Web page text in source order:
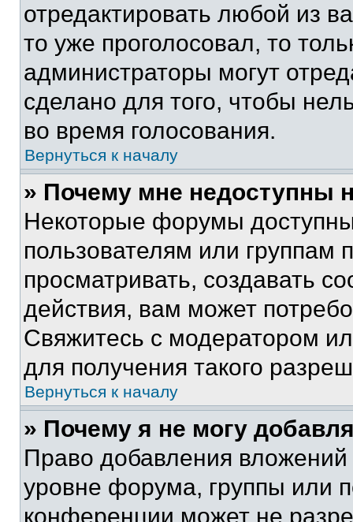
отредактировать любой из
то уже проголосовал, то
администраторы могут
сделано для того, чтобы
во время голосования.
Вернуться к началу
» Почему мне недоступны
Некоторые форумы
пользователям или группам
просматривать, создавать
действия, вам может
Свяжитесь с модератором
для получения такого
Вернуться к началу
» Почему я не могу
Право добавления
уровне форума, группы или
конференции может не